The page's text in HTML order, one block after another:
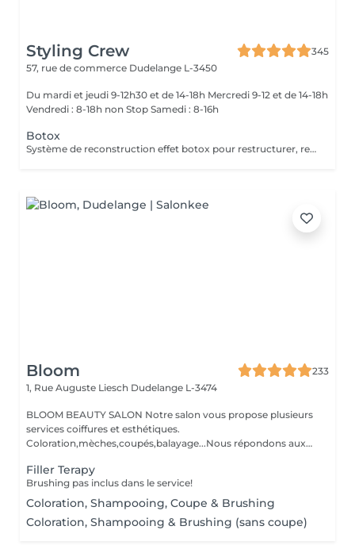
Styling Crew
345
57, rue de commerce Dudelange L-3450
Du mardi et jeudi 9-12h30 et de 14-18h Mercredi 9-12 et de 14-18h
Vendredi : 8-18h non Stop Samedi : 8-16h
Botox
Système de reconstruction effet botox pour restructurer, repulper et réparer en profondeur les cheveux abîmés, cassants, affaiblis. Régénérés, renforcés et protégés, les cheveux sont sains, dynamisés, disciplinés, doux et brillants. Tenue jusqu'a 4 semaines * ( selon le type de cheveux ) *avec le shampooing et masque adaptés pour la maison.
Bloom
233
1, Rue Auguste Liesch Dudelange L-3474
BLOOM BEAUTY SALON Notre salon vous propose plusieurs
services coiffures et esthétiques.
Coloration,mèches,coupés,balayage...Nous répondons aux
Filler Terapy
Brushing pas inclus dans le service!
Coloration, Shampooing, Coupe & Brushing
Coloration, Shampooing & Brushing (sans coupe)